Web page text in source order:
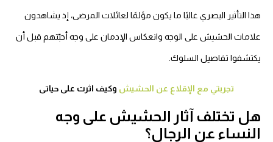
التأثير البصري غالبًا ما يكون مؤلمًا لعائلات المرضى، إذ يشاهدون
الحشيش على الوجه وانعكاس الإدمان على وجه أحبّتهم قبل أن
تفاصيل السلوك.
تجربتي مع الإقلاع عن الحشيشوكيف اثرت على حياتى
تختلف آثار الحشيش على وجه
عن الرجال؟